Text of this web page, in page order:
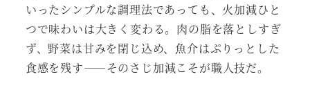
いったシンプルな調理法であっても、火加減ひと
つで味わいは大きく変わる。肉の脂を落としすぎ
ず、野菜は甘みを閉じ込め、魚介はぷりっとした
食感を残す――そのさじ加減こそが職人技だ。